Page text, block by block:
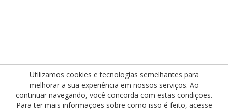
Utilizamos cookies e tecnologias semelhantes para
melhorar a sua experiência em nossos serviços. Ao
continuar navegando, você concorda com estas condições.
Para ter mais informações sobre como isso é feito, acesse